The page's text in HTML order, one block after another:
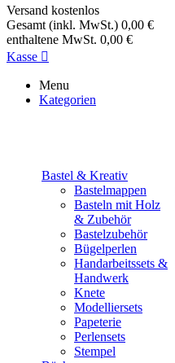
Versand kostenlos
Gesamt (inkl. MwSt.) 0,00 €
enthaltene MwSt. 0,00 €
Kasse 
Menu
Kategorien
Bastel & Kreativ
Bastelmappen
Basteln mit Holz
& Zubehör
Bastelzubehör
Bügelperlen
Handarbeitssets &
Handwerk
Knete
Modelliersets
Papeterie
Perlensets
Stempel